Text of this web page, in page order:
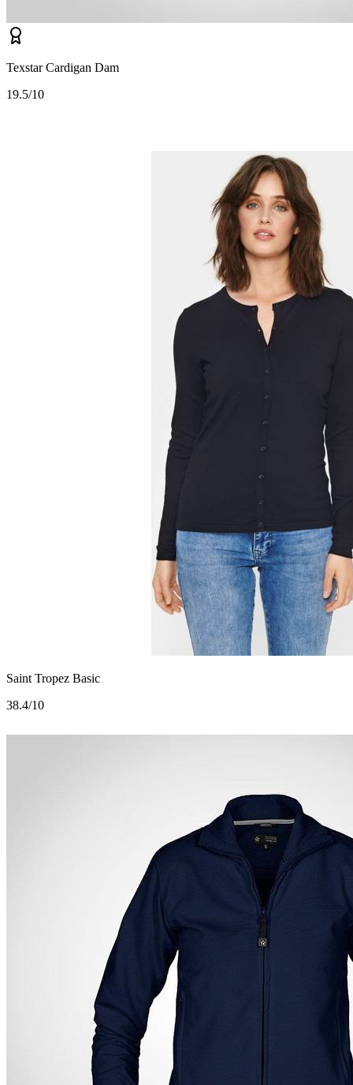
Texstar Cardigan Dam
19.5/10
Saint Tropez Basic
38.4/10